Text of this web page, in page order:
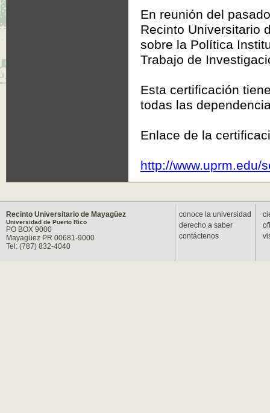
En reunión del
Recinto Universitario
sobre la Política
Trabajo de
Esta certificación
todas las
Enlace de la
http://www.uprm.edu/
Recinto Universitario de Mayagüez
Universidad de Puerto Rico
PO BOX 9000
Mayagüez PR 00681-9000
Tel: (787) 832-4040
conoce la universidad
derecho a saber
contáctenos